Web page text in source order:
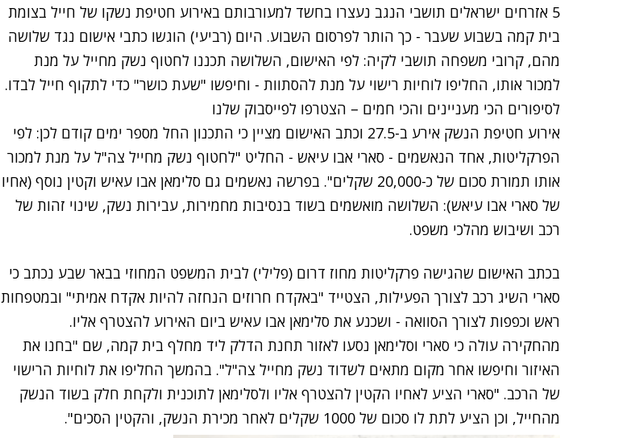
5 אזרחים ישראלים תושבי הנגב נעצרו בחשד למעורבותם באירוע חטיפת נשקו של חייל בצומת
בית קמה בשבוע שעבר - כך הותר לפרסום השבוע. היום (רביעי) הוגשו כתבי אישום נגד שלושה
מהם, קרובי משפחה תושבי לקיה: לפי האישום, השלושה תכננו לחטוף נשק מחייל על מנת
למכור אותו, החליפו לוחיות רישוי על מנת להסתוות - וחיפשו "שעת כושר" כדי לתקוף חייל לבדו.
לסיפורים הכי מעניינים והכי חמים – הצטרפו לפייסבוק שלנו
אירוע חטיפת הנשק אירע ב-27.5 וכתב האישום מציין כי התכנון החל מספר ימים קודם לכן: לפי
הפרקליטות, אחד הנאשמים - סארי אבו עיאש - החליט "לחטוף נשק מחייל צה"ל על מנת למכור
אותו תמורת סכום של כ-20,000 שקלים". בפרשה נאשמים גם סלימאן אבו עאיש וקטין נוסף (אחיו
של סארי אבו עיאש): השלושה מואשמים בשוד בנסיבות מחמירות, עבירות נשק, שינוי זהות של
רכב ושיבוש מהלכי משפט.
בכתב האישום שהגישה פרקליטות מחוז דרום (פלילי) לבית המשפט המחוזי בבאר שבע נכתב כי
סארי השיג רכב לצורך הפעילות, הצטייד "באקדח חרוזים הנחזה להיות אקדח אמיתי" ובמטפחות
ראש וכפפות לצורך הסוואה - ושכנע את סלימאן אבו עאיש ביום האירוע להצטרף אליו.
מהחקירה עולה כי סארי וסלימאן נסעו לאזור תחנת הדלק ליד מחלף בית קמה, שם "בחנו את
האיזור וחיפשו אחר מקום מתאים לשדוד נשק מחייל צה"ל". בהמשך החליפו את לוחיות הרישוי
של הרכב. "סארי הציע לאחיו הקטין להצטרף אליו ולסלימאן לתוכנית ולקחת חלק בשוד הנשק
מהחייל, וכן הציע לתת לו סכום של 1000 שקלים לאחר מכירת הנשק, והקטין הסכים".